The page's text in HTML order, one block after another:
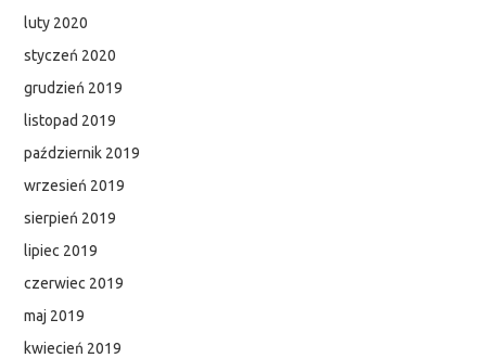
luty 2020
styczeń 2020
grudzień 2019
listopad 2019
październik 2019
wrzesień 2019
sierpień 2019
lipiec 2019
czerwiec 2019
maj 2019
kwiecień 2019